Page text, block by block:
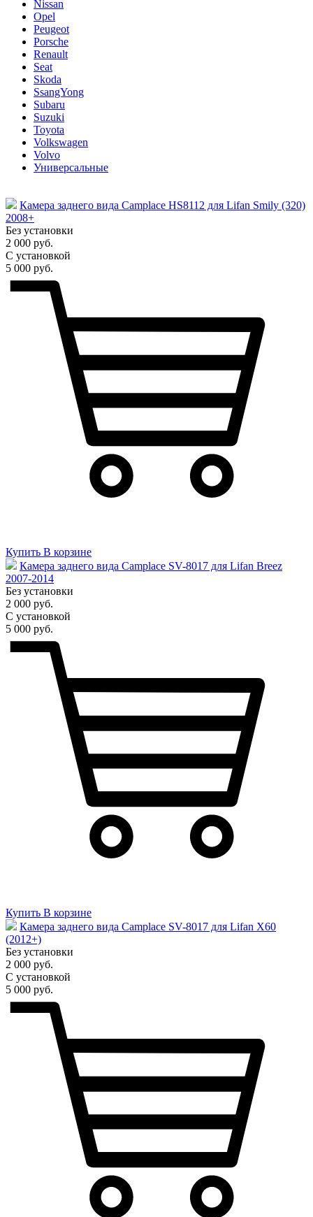
Nissan
Opel
Peugeot
Porsche
Renault
Seat
Skoda
SsangYong
Subaru
Suzuki
Toyota
Volkswagen
Volvo
Универсальные
Камера заднего вида Camplace HS8112 для Lifan Smily (320)
2008+
Без установки
2 000 руб.
С установкой
5 000 руб.
Купить В корзине
Камера заднего вида Camplace SV-8017 для Lifan Breez
2007-2014
Без установки
2 000 руб.
С установкой
5 000 руб.
Купить В корзине
Камера заднего вида Camplace SV-8017 для Lifan X60
(2012+)
Без установки
2 000 руб.
С установкой
5 000 руб.